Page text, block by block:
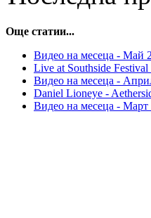
Още статии...
Видео на месеца - Май
Live at Southside
Видео на месеца -
Daniel Lioneye -
Видео на месеца - Март